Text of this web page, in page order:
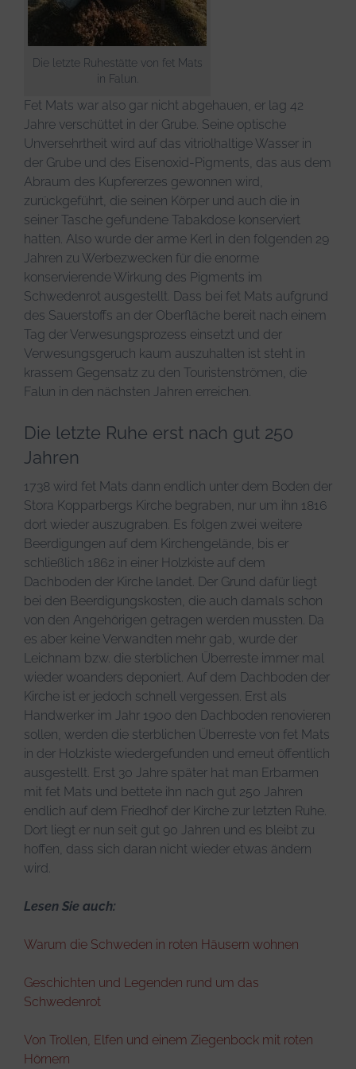
Die letzte Ruhestätte von fet Mats
in Falun.
Fet Mats war also gar nicht abgehauen, er lag 42
Jahre verschüttet in der Grube. Seine optische
Unversehrtheit wird auf das vitriolhaltige Wasser in
der Grube und des Eisenoxid-Pigments, das aus dem
Abraum des Kupfererzes gewonnen wird,
zurückgeführt, die seinen Körper und auch die in
seiner Tasche gefundene Tabakdose konserviert
hatten. Also wurde der arme Kerl in den folgenden 29
Jahren zu Werbezwecken für die enorme
konservierende Wirkung des Pigments im
Schwedenrot ausgestellt. Dass bei fet Mats aufgrund
des Sauerstoffs an der Oberfläche bereit nach einem
Tag der Verwesungsprozess einsetzt und der
Verwesungsgeruch kaum auszuhalten ist steht in
krassem Gegensatz zu den Touristenströmen, die
Falun in den nächsten Jahren erreichen.
Die letzte Ruhe erst nach gut 250
Jahren
1738 wird fet Mats dann endlich unter dem Boden der
Stora Kopparbergs Kirche begraben, nur um ihn 1816
dort wieder auszugraben. Es folgen zwei weitere
Beerdigungen auf dem Kirchengelände, bis er
schließlich 1862 in einer Holzkiste auf dem
Dachboden der Kirche landet. Der Grund dafür liegt
bei den Beerdigungskosten, die auch damals schon
von den Angehörigen getragen werden mussten. Da
es aber keine Verwandten mehr gab, wurde der
Leichnam bzw. die sterblichen Überreste immer mal
wieder woanders deponiert. Auf dem Dachboden der
Kirche ist er jedoch schnell vergessen. Erst als
Handwerker im Jahr 1900 den Dachboden renovieren
sollen, werden die sterblichen Überreste von fet Mats
in der Holzkiste wiedergefunden und erneut öffentlich
ausgestellt. Erst 30 Jahre später hat man Erbarmen
mit fet Mats und bettete ihn nach gut 250 Jahren
endlich auf dem Friedhof der Kirche zur letzten Ruhe.
Dort liegt er nun seit gut 90 Jahren und es bleibt zu
hoffen, dass sich daran nicht wieder etwas ändern
wird.
Lesen Sie auch:
Warum die Schweden in roten Häusern wohnen
Geschichten und Legenden rund um das
Schwedenrot
Von Trollen, Elfen und einem Ziegenbock mit roten
Hörnern